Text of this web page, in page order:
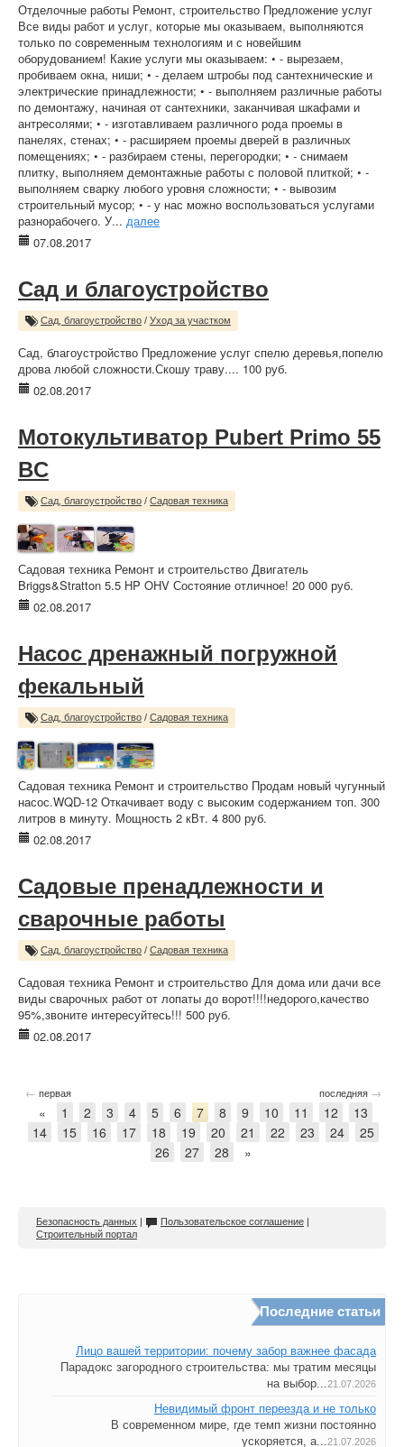
Отделочные работы Ремонт, строительство Предложение услуг
Все виды работ и услуг, которые мы оказываем, выполняются
только по современным технологиям и с новейшим
оборудованием! Какие услуги мы оказываем: • - вырезаем,
пробиваем окна, ниши; • - делаем штробы под сантехнические и
электрические принадлежности; • - выполняем различные работы
по демонтажу, начиная от сантехники, заканчивая шкафами и
антресолями; • - изготавливаем различного рода проемы в
панелях, стенах; • - расширяем проемы дверей в различных
помещениях; • - разбираем стены, перегородки; • - снимаем
плитку, выполняем демонтажные работы с половой плиткой; • -
выполняем сварку любого уровня сложности; • - вывозим
строительный мусор; • - у нас можно воспользоваться услугами
разнорабочего. У... далее
07.08.2017
Сад и благоустройство
Сад, благоустройство / Уход за участком
Сад, благоустройство Предложение услуг спелю деревья,попелю
дрова любой сложности.Скошу траву.... 100 руб.
02.08.2017
Мотокультиватор Pubert Primo 55
BC
Сад, благоустройство / Садовая техника
Садовая техника Ремонт и строительство Двигатель
Briggs&Stratton 5.5 HP OHV Состояние отличное! 20 000 руб.
02.08.2017
Насос дренажный погружной
фекальный
Сад, благоустройство / Садовая техника
Садовая техника Ремонт и строительство Продам новый чугунный
насос.WQD-12 Откачивает воду с высоким содержанием топ. 300
литров в минуту. Мощность 2 кВт. 4 800 руб.
02.08.2017
Садовые пренадлежности и
сварочные работы
Сад, благоустройство / Садовая техника
Садовая техника Ремонт и строительство Для дома или дачи все
виды сварочных работ от лопаты до ворот!!!!недорого,качество
95%,звоните интересуйтесь!!! 500 руб.
02.08.2017
← первая последняя →
« 1 2 3 4 5 6 7 8 9 10 11 12
13
14
15 16 17 18 19 20 21 22 23 24
25
26
27 28 »
Безопасность данных | Пользовательское соглашение |
Строительный портал
Последние статьи
Лицо вашей территории: почему забор важнее фасада
Парадокс загородного строительства: мы тратим месяцы
на выбор...21.07.2026
Невидимый фронт переезда и не только
В современном мире, где темп жизни постоянно
ускоряется, а...21.07.2026